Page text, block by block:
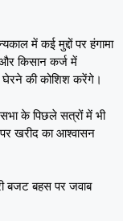
में कई मुद्दों पर हंगामा
किसान कर्ज में
घेरने की कोशिश करेंगे।
के पिछले सत्रों में भी
खरीद का आश्वासन
बजट बहस पर जवाब